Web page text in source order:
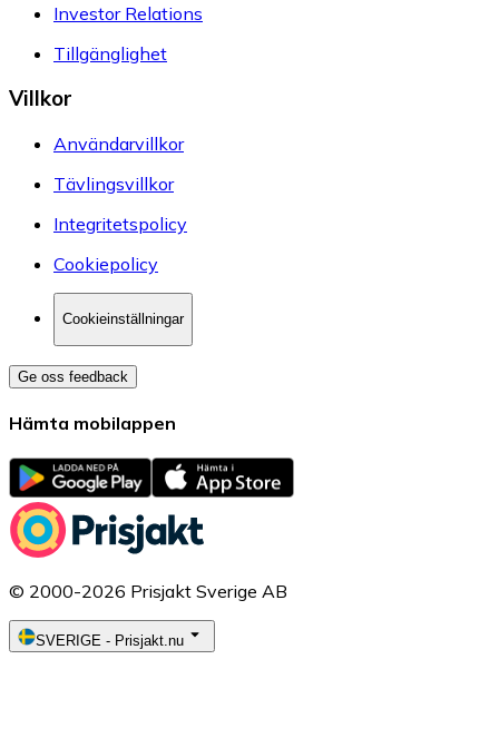
Investor Relations
Tillgänglighet
Villkor
Användarvillkor
Tävlingsvillkor
Integritetspolicy
Cookiepolicy
Cookieinställningar
Ge oss feedback
Hämta mobilappen
© 2000-2026 Prisjakt Sverige AB
SVERIGE - Prisjakt.nu